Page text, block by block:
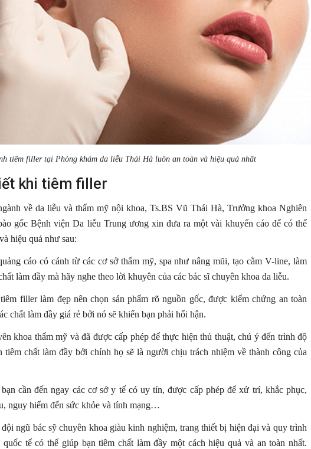
tiêm filler tại Phòng khám da liễu Thái Hà luôn an toàn và hiệu quả nhất
khi tiêm filler
về da liễu và thẩm mỹ nội khoa, Ts.BS Vũ Thái Hà, Trưởng khoa Nghiên
gốc Bệnh viện Da liễu Trung ương xin đưa ra một vài khuyến cáo để có thể
hiệu quả như sau:
cáo có cánh từ các cơ sở thẩm mỹ, spa như nâng mũi, tạo cằm V-line, làm
làm đầy mà hãy nghe theo lời khuyên của các bác sĩ chuyên khoa da liễu.
filler làm đẹp nên chọn sản phẩm rõ nguồn gốc, được kiểm chứng an toàn
chất làm đầy giá rẻ bởi nó sẽ khiến bạn phải hối hận.
khoa thẩm mỹ và đã được cấp phép để thực hiện thủ thuật, chú ý đến trình độ
chất làm đầy bởi chính họ sẽ là người chịu trách nhiệm về thành công của
cần đến ngay các cơ sở y tế có uy tín, được cấp phép để xử trí, khắc phục,
nguy hiểm đến sức khỏe và tính mạng…
ngũ bác sỹ chuyên khoa giàu kinh nghiệm, trang thiết bị hiện đại và quy trình
tế có thể giúp bạn tiêm chất làm đầy một cách hiệu quả và an toàn nhất.